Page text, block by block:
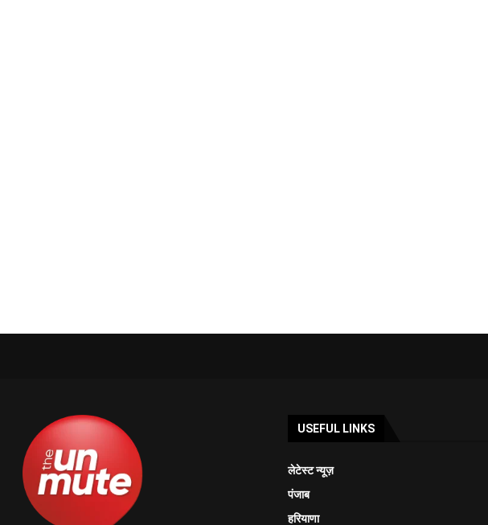
USEFUL LINKS
लेटेस्ट न्यूज़
पंजाब
हरियाणा